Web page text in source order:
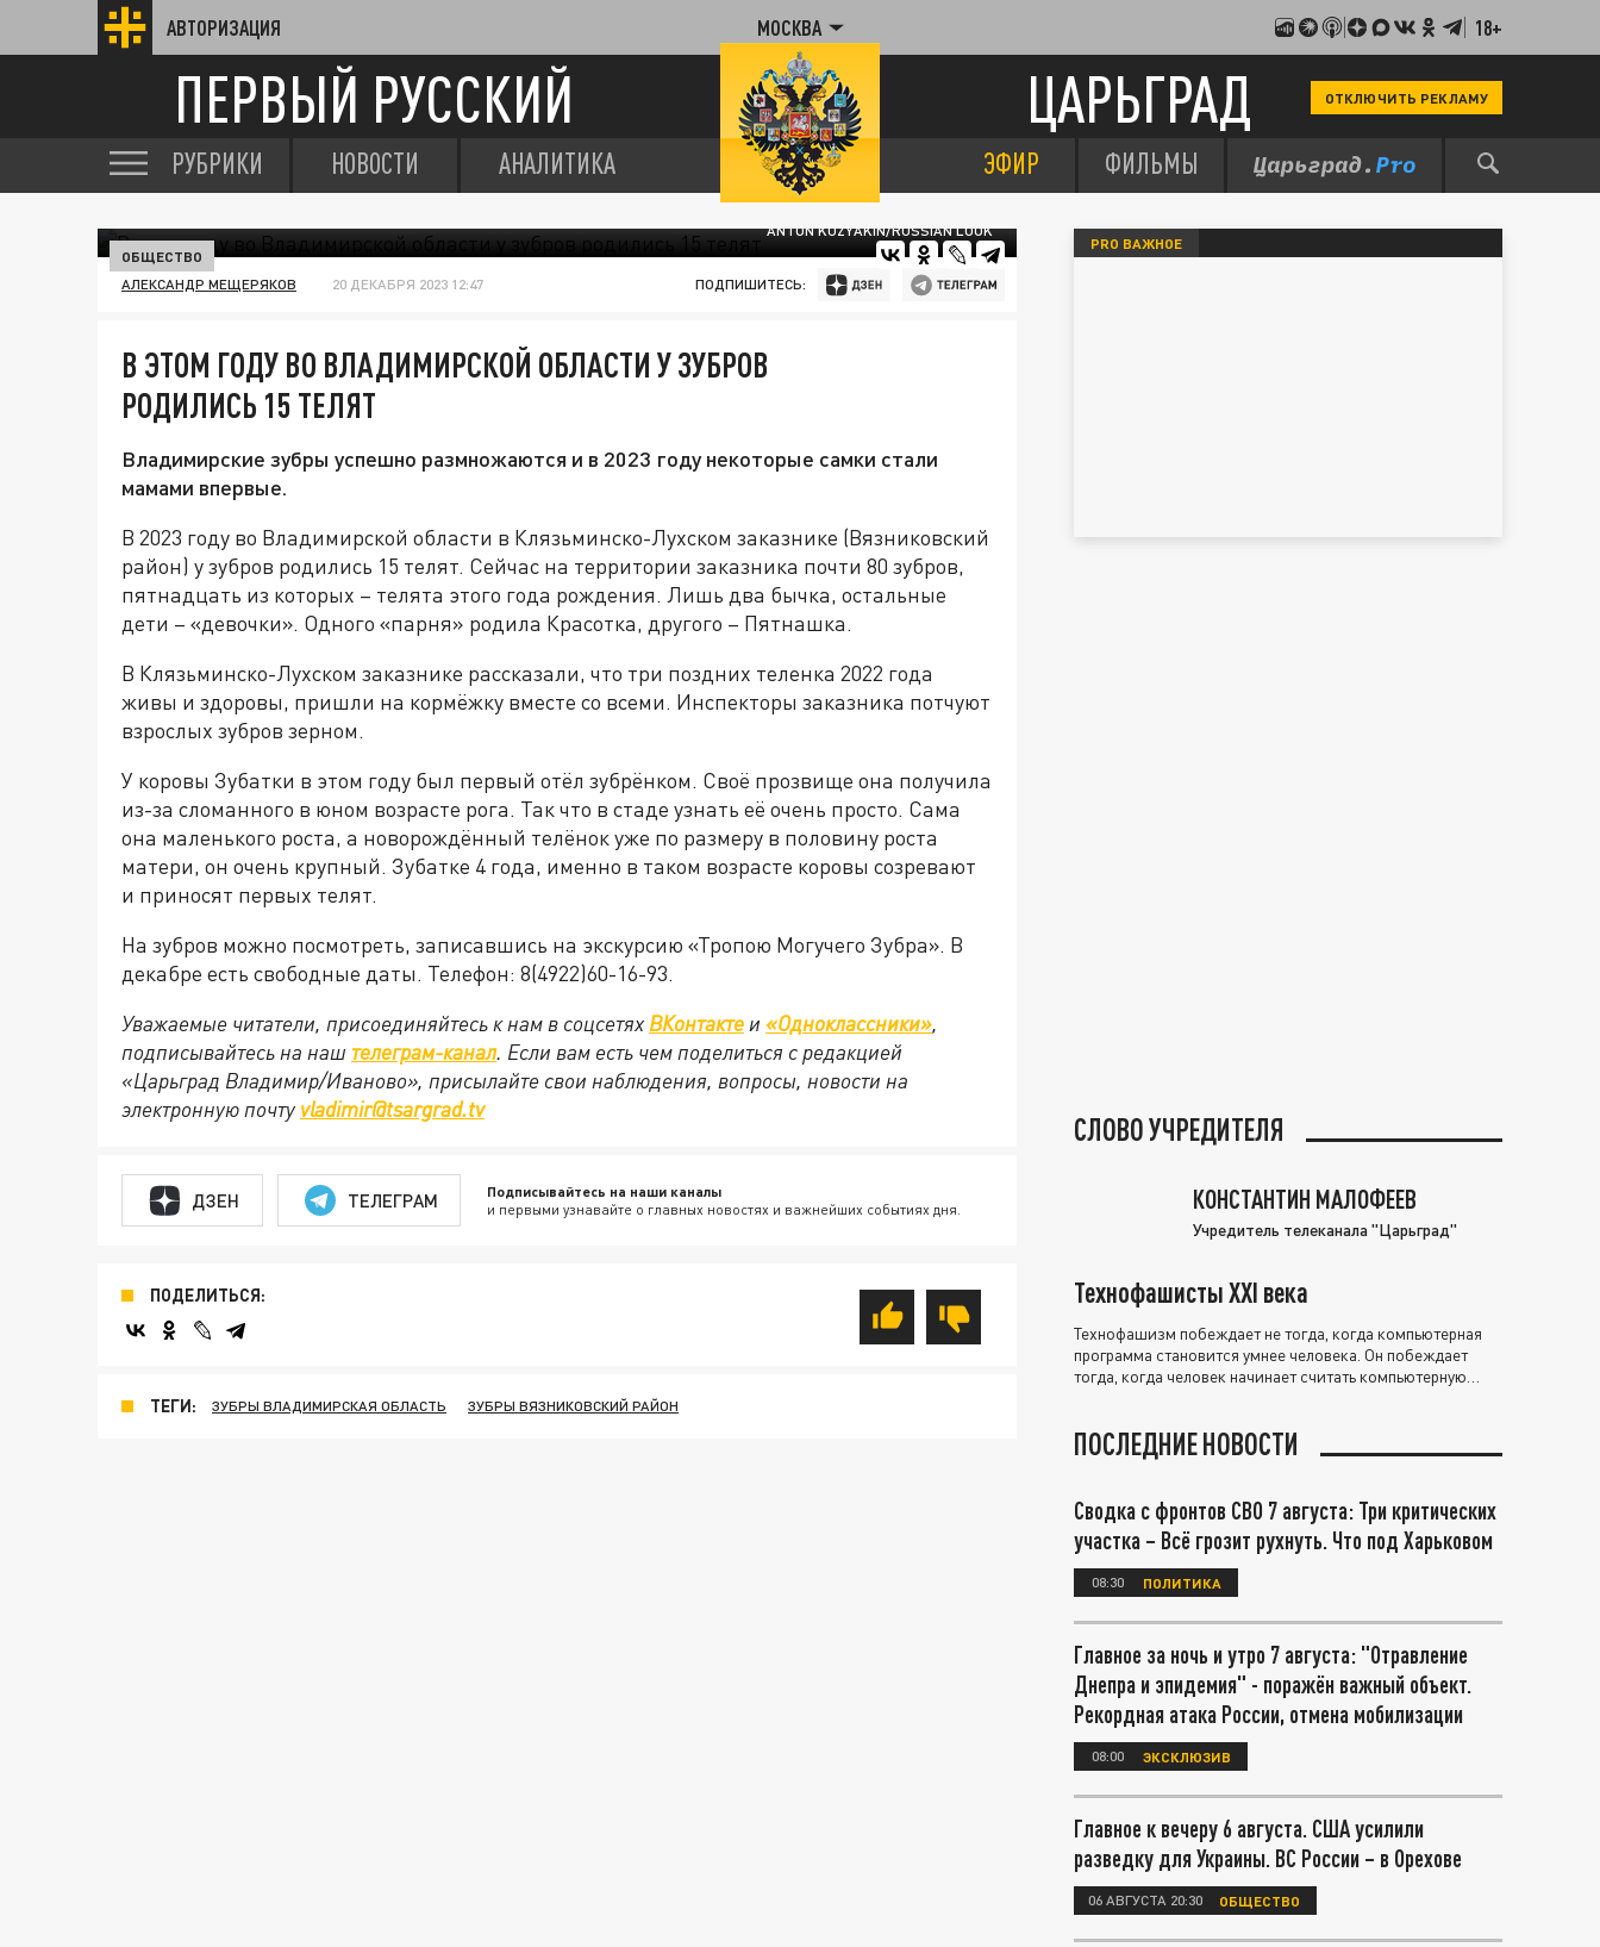
АВТОРИЗАЦИЯ МОСКВА 18+
ПЕРВЫЙ РУССКИЙ ЦАРЬГРАД ОТКЛЮЧИТЬ РЕКЛАМУ
РУБРИКИ НОВОСТИ АНАЛИТИКА ЭФИР ФИЛЬМЫ
ANTON KUZYAKIN/RUSSIAN LOOK
ОБЩЕСТВО
АЛЕКСАНДР МЕЩЕРЯКОВ 20 ДЕКАБРЯ 2023 12:47 ПОДПИШИТЕСЬ:
В ЭТОМ ГОДУ ВО ВЛАДИМИРСКОЙ ОБЛАСТИ У ЗУБРОВ
РОДИЛИСЬ 15 ТЕЛЯТ
Владимирские зубры успешно размножаются и в 2023 году некоторые самки стали
мамами впервые.
В 2023 году во Владимирской области в Клязьминско-Лухском заказнике (Вязниковский
район) у зубров родились 15 телят. Сейчас на территории заказника почти 80 зубров,
пятнадцать из которых – телята этого года рождения. Лишь два бычка, остальные
дети – «девочки». Одного «парня» родила Красотка, другого – Пятнашка.
В Клязьминско-Лухском заказнике рассказали, что три поздних теленка 2022 года
живы и здоровы, пришли на кормёжку вместе со всеми. Инспекторы заказника потчуют
взрослых зубров зерном.
У коровы Зубатки в этом году был первый отёл зубрёнком. Своё прозвище она получила
из-за сломанного в юном возрасте рога. Так что в стаде узнать её очень просто. Сама
она маленького роста, а новорождённый телёнок уже по размеру в половину роста
матери, он очень крупный. Зубатке 4 года, именно в таком возрасте коровы созревают
и приносят первых телят.
На зубров можно посмотреть, записавшись на экскурсию «Тропою Могучего Зубра». В
декабре есть свободные даты. Телефон: 8(4922)60-16-93.
Уважаемые читатели, присоединяйтесь к нам в соцсетях ВКонтакте и «Одноклассники»,
подписывайтесь на наш телеграм-канал. Если вам есть чем поделиться с редакцией
«Царьград Владимир/Иваново», присылайте свои наблюдения, вопросы, новости на
электронную почту vladimir@tsargrad.tv
ДЗЕН ТЕЛЕГРАМ Подписывайтесь на наши каналы
и первыми узнавайте о главных новостях и важнейших событиях дня.
ПОДЕЛИТЬСЯ:
ТЕГИ: ЗУБРЫ ВЛАДИМИРСКАЯ ОБЛАСТЬ ЗУБРЫ ВЯЗНИКОВСКИЙ РАЙОН
PRO ВАЖНОЕ
СЛОВО УЧРЕДИТЕЛЯ
КОНСТАНТИН МАЛОФЕЕВ
Учредитель телеканала "Царьград"
Технофашисты XXI века
Технофашизм побеждает не тогда, когда компьютерная
программа становится умнее человека. Он побеждает
тогда, когда человек начинает считать компьютерную
ПОСЛЕДНИЕ НОВОСТИ
Сводка с фронтов СВО 7 августа: Три критических
участка – Всё грозит рухнуть. Что под Харьковом
08:30 ПОЛИТИКА
Главное за ночь и утро 7 августа: "Отравление
Днепра и эпидемия" - поражён важный объект.
Рекордная атака России, отмена мобилизации
08:00 ЭКСКЛЮЗИВ
Главное к вечеру 6 августа. США усилили
разведку для Украины. ВС России – в Орехове
06 АВГУСТА 20:30 ОБЩЕСТВО